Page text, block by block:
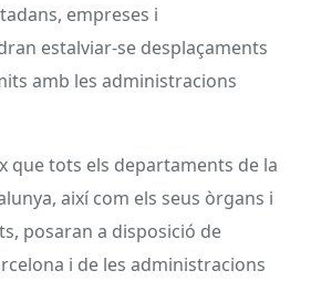
empreses i
estalviar-se desplaçaments
amb les administracions
que tots els departaments de la
així com els seus òrgans i
posaran a disposició de
i de les administracions